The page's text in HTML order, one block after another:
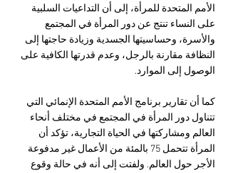
الأمم المتحدة للمرأة، إلى أن التداعيات السلبية
على النساء تنتج عن دور المرأة في المجتمع
والأسرة، وحساسيتها الجسدية وزيادة حاجتها إلى
النظافة مقارنة بالرجل، وعدم قدرتها الكافية على
الوصول إلى الموارد.
كما أن تقارير برنامج الأمم المتحدة الإنمائي التي
تتناول دور المرأة في المجتمع في مختلف أنحاء
العالم ومشاركتها في الحياة التجارية، تؤكد أن
المرأة تتحمل 75 بالمئة من الأعمال غير مدفوعة
الأجر حول العالم. ولفتت إلى أنه في حالة وقوع